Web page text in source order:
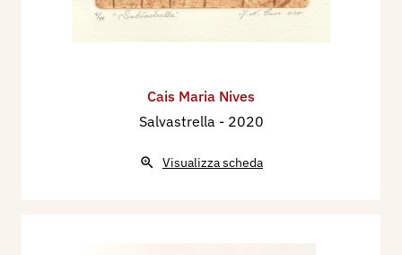
Cais Maria Nives
Salvastrella - 2020
Visualizza scheda